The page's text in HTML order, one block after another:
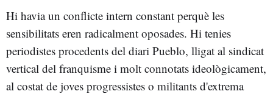
Hi havia un conflicte intern constant perquè les
sensibilitats eren radicalment oposades. Hi tenies
periodistes procedents del diari Pueblo, lligat al sindicat
vertical del franquisme i molt connotats ideològicament,
al costat de joves progressistes o militants d'extrema